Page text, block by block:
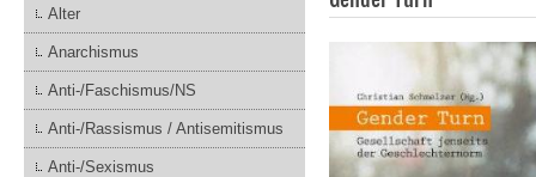
Alter
Anarchismus
Anti-/Faschismus/NS
Anti-/Rassismus / Antisemitismus
Anti-/Sexismus